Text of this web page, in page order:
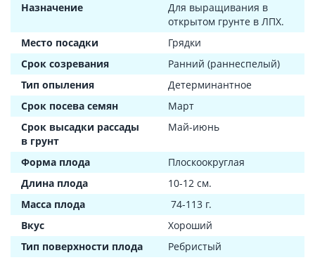
Назначение
Для выращивания в
открытом грунте в ЛПХ.
Место посадки
Грядки
Срок созревания
Ранний (раннеспелый)
Тип опыления
Детерминантное
Срок посева семян
Март
Срок высадки рассады
в грунт
Май-июнь
Форма плода
Плоскоокруглая
Длина плода
10-12 см.
Масса плода
74-113 г.
Вкус
Хороший
Тип поверхности плода
Ребристый